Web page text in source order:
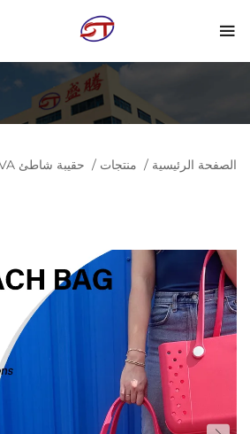
الصفحة الرئيسية / منتجات / حقيبة شاطئ EVA